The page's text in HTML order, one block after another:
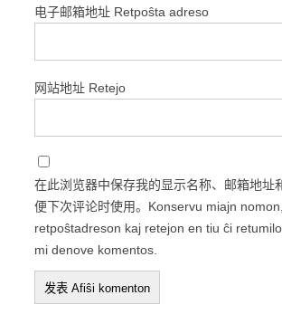
电子邮箱地址 Retpoŝta adreso
网站地址 Retejo
在此浏览器中保存我的显示名称、邮箱地址
便下次评论时使用。Konservu miajn nomon,
retpoŝtadreson kaj retejon en tiu ĉi
mi denove komentos.